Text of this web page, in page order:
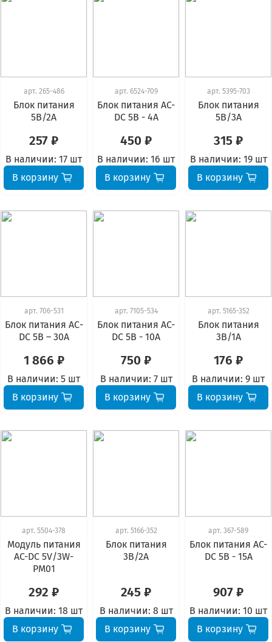
арт. 265-486
Блок питания
5В/2А
257 ₽
В наличии: 17 шт
В корзину
арт. 6524-709
Блок питания AC-
DC 5В - 4А
450 ₽
В наличии: 16 шт
В корзину
арт. 5395-703
Блок питания
5В/3А
315 ₽
В наличии: 19 шт
В корзину
арт. 706-531
Блок питания АС-
DC 5В – 30А
1 866 ₽
В наличии: 5 шт
В корзину
арт. 7105-534
Блок питания AC-
DC 5В - 10А
750 ₽
В наличии: 7 шт
В корзину
арт. 5165-352
Блок питания
3В/1А
176 ₽
В наличии: 9 шт
В корзину
арт. 5504-378
Модуль питания
AC-DC 5V/3W-
PM01
292 ₽
В наличии: 18 шт
В корзину
арт. 5166-352
Блок питания
3В/2А
245 ₽
В наличии: 8 шт
В корзину
арт. 367-589
Блок питания AC-
DC 5В - 15А
907 ₽
В наличии: 10 шт
В корзину